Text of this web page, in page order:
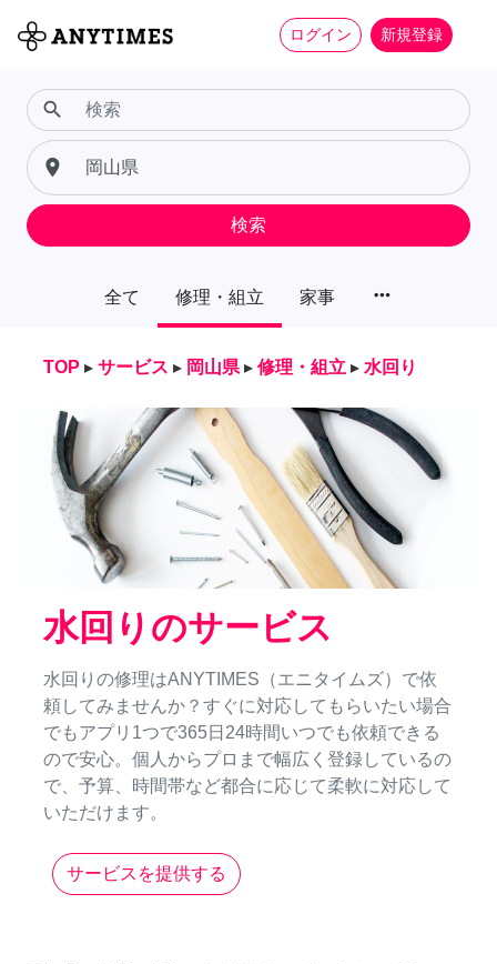
ログイン 新規登録
全て 修理・組立 家事 more_horiz
search
place
検索
TOP ▸ サービス ▸ 岡山県 ▸ 修理・組立 ▸ 水回り
水回りのサービス
水回りの修理はANYTIMES（エニタイムズ）で依
頼してみませんか？すぐに対応してもらいたい場合
でもアプリ1つで365日24時間いつでも依頼できる
ので安心。個人からプロまで幅広く登録しているの
で、予算、時間帯など都合に応じて柔軟に対応して
いただけます。
サービスを提供する